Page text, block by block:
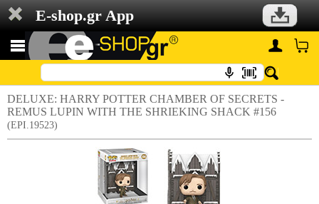
E-shop.gr App
DELUXE: HARRY POTTER CHAMBER OF SECRETS -
REMUS LUPIN WITH THE SHRIEKING SHACK #156
(EPI.19523)